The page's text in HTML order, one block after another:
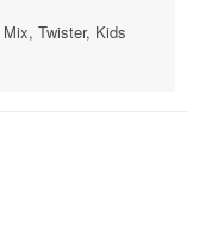
Twister, Kids